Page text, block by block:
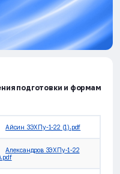
подготовки и формам
Айсин ЗЭХПу-1-22 (1).pdf
Александров ЗЭХПу-1-22